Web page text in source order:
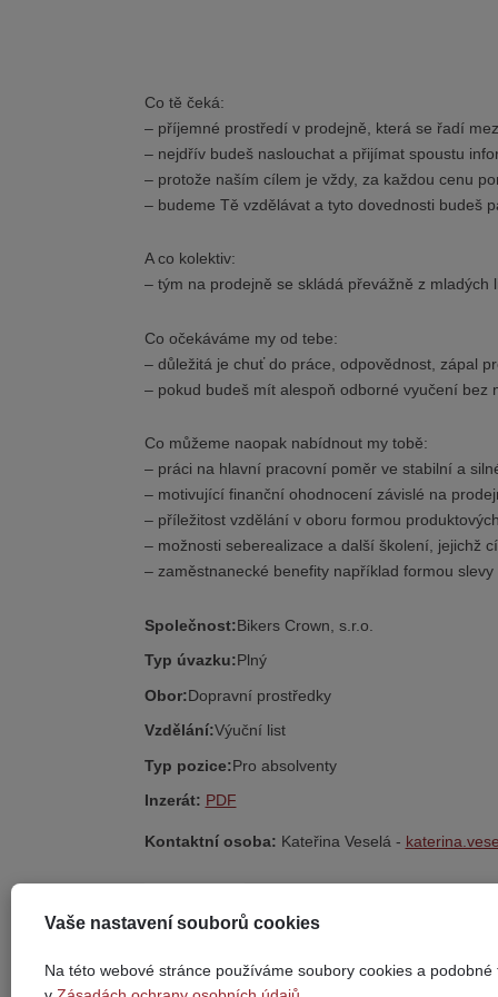
Co tě čeká:
– příjemné prostředí v prodejně, která se řadí
– nejdřív budeš naslouchat a přijímat spoustu
– protože naším cílem je vždy, za každou cenu
– budeme Tě vzdělávat a tyto dovednosti budeš
A co kolektiv:
– tým na prodejně se skládá převážně z
Co očekáváme my od tebe:
– důležitá je chuť do práce, odpovědnost, zápal
– pokud budeš mít alespoň odborné vyučení bez
Co můžeme naopak nabídnout my tobě:
– práci na hlavní pracovní poměr ve stabilní a
– motivující finanční ohodnocení závislé na
– příležitost vzdělání v oboru formou
– možnosti seberealizace a další školení, jejichž
– zaměstnanecké benefity například formou
Společnost:Bikers Crown, s.r.o.
Typ úvazku: Plný
Obor:Dopravní prostředky
Vzdělání:Výuční list
Typ pozice:Pro absolventy
Inzerát: PDF
Kontaktní osoba: Kateřina Veselá -
Vaše nastavení souborů cookies
Na této webové stránce používáme soubory cookies a